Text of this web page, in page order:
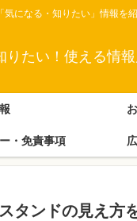
気になる・知りたい」情報を
りたい！使える情報
・免責事項
タンドの見え方